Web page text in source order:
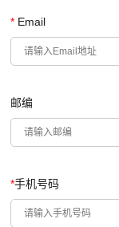
* Email
邮编
*手机号码